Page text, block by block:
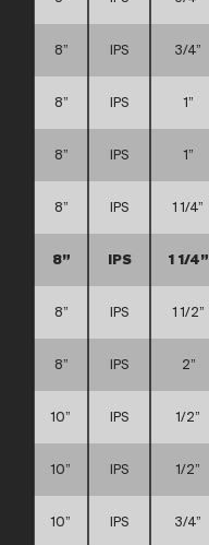
8” IPS 3/4”
8” IPS 1”
8” IPS 1”
8” IPS 1 1/4”
8” IPS 1 1/4”
8” IPS 1 1/2”
8” IPS 2”
10” IPS 1/2”
10” IPS 1/2”
10” IPS 3/4”